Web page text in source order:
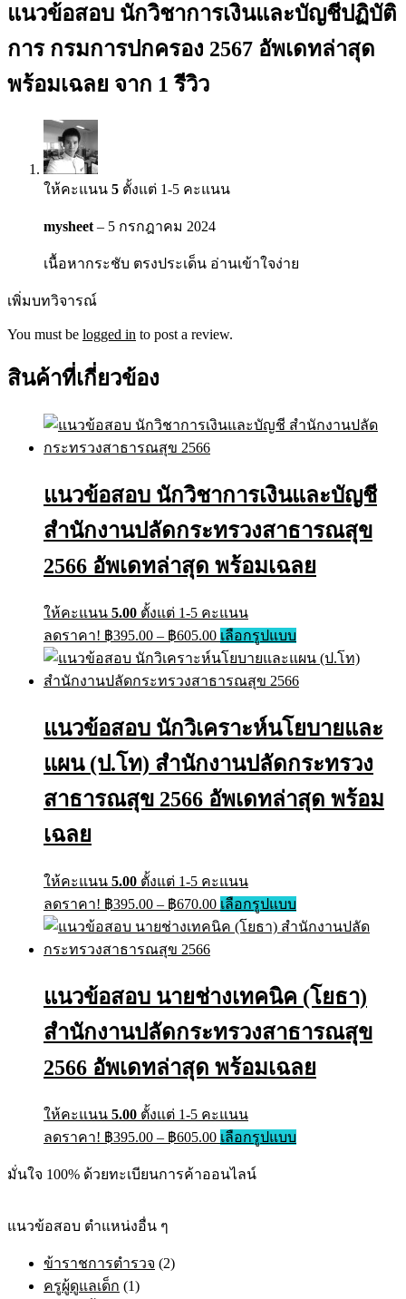
แนวข้อสอบ นักวิชาการเงินและบัญชีปฏิบัติ
การ กรมการปกครอง 2567 อัพเดทล่าสุด
พร้อมเฉลย จาก 1 รีวิว
ให้คะแนน 5 ตั้งแต่ 1-5 คะแนน
mysheet – 5 กรกฎาคม 2024
เนื้อหากระชับ ตรงประเด็น อ่านเข้าใจง่าย
เพิ่มบทวิจารณ์
You must be logged in to post a review.
สินค้าที่เกี่ยวข้อง
แนวข้อสอบ นักวิชาการเงินและบัญชี
สำนักงานปลัดกระทรวงสาธารณสุข
2566 อัพเดทล่าสุด พร้อมเฉลย
ให้คะแนน 5.00 ตั้งแต่ 1-5 คะแนน
ลดราคา! ฿395.00 – ฿605.00Price
range:
฿395.00
through
เลือกรูปแบบThis
product
has
multiple
options
be
chosen
on
the
แนวข้อสอบ นักวิเคราะห์นโยบายและ
แผน (ป.โท) สำนักงานปลัดกระทรวง
สาธารณสุข 2566 อัพเดทล่าสุด พร้อม
เฉลย
ให้คะแนน 5.00 ตั้งแต่ 1-5 คะแนน
ลดราคา! ฿395.00 – ฿670.00Price
range:
฿395.00
เลือกรูปแบบThis
product
has
The
options
may
be
chosen
on
the
แนวข้อสอบ นายช่างเทคนิค (โยธา)
สำนักงานปลัดกระทรวงสาธารณสุข
2566 อัพเดทล่าสุด พร้อมเฉลย
ให้คะแนน 5.00 ตั้งแต่ 1-5 คะแนน
ลดราคา! ฿395.00 – ฿605.00Price
range:
฿395.00
เลือกรูปแบบThis
product
มั่นใจ 100% ด้วยทะเบียนการค้าออนไลน์
แนวข้อสอบ ตำแหน่งอื่น ๆ
ข้าราชการตำรวจ (2)
ครูผู้ดูแลเด็ก (1)